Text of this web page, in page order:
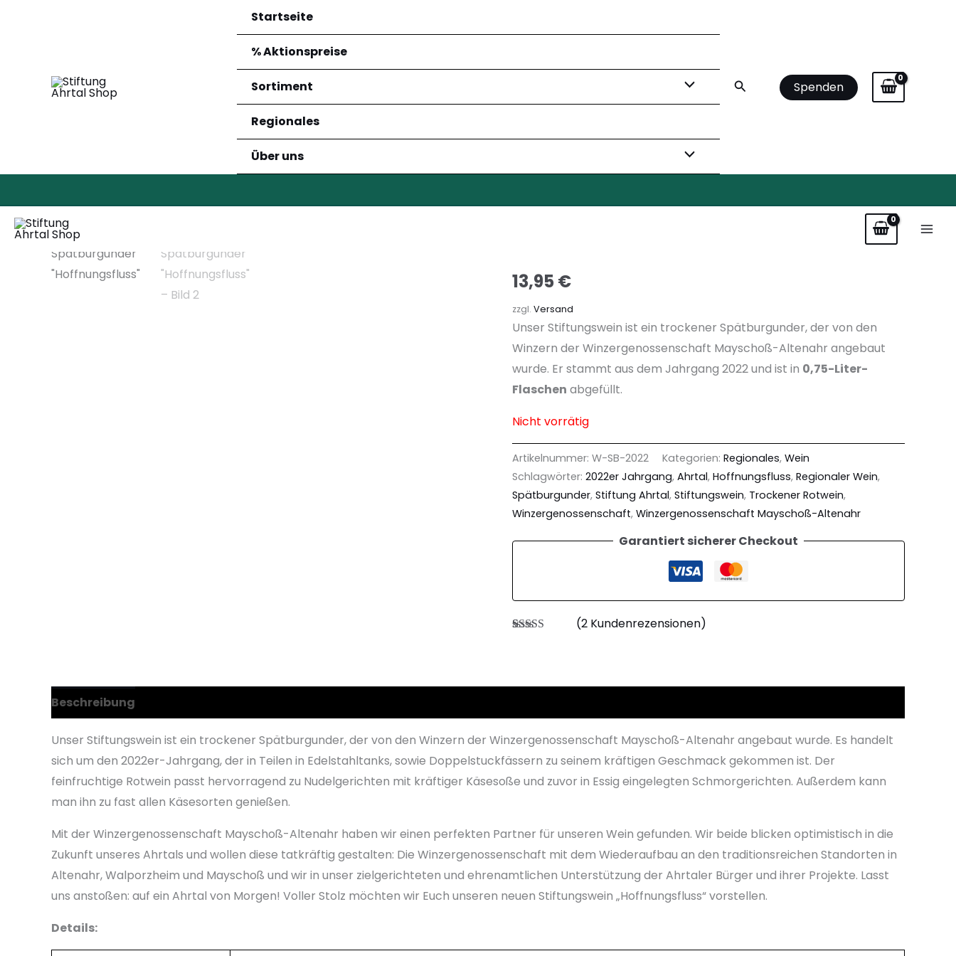
Startseite
% Aktionspreise
Sortiment
Regionales
Über uns
Suchen Spenden
2022er Spätburgunder „Hoffnungsfluss“
13,95€
zzgl. Versand
Unser Stiftungswein ist ein trockener Spätburgunder, der von den
Winzern der Winzergenossenschaft Mayschoß-Altenahr angebaut
wurde. Er stammt aus dem Jahrgang 2022 und ist in 0,75-Liter-
Flaschen abgefüllt.
Nicht vorrätig
Artikelnummer: W-SB-2022 Kategorien: Regionales, Wein
Schlagwörter: 2022er Jahrgang, Ahrtal, Hoffnungsfluss, Regionaler Wein,
Spätburgunder, Stiftung Ahrtal, Stiftungswein, Trockener Rotwein,
Winzergenossenschaft, Winzergenossenschaft Mayschoß-Altenahr
Garantiert sicherer Checkout
(2 Kundenrezensionen)
Beschreibung
Unser Stiftungswein ist ein trockener Spätburgunder, der von den Winzern der Winzergenossenschaft Mayschoß-Altenahr angebaut wurde. Es handelt
sich um den 2022er-Jahrgang, der in Teilen in Edelstahltanks, sowie Doppelstuckfässern zu seinem kräftigen Geschmack gekommen ist. Der
feinfruchtige Rotwein passt hervorragend zu Nudelgerichten mit kräftiger Käsesoße und zuvor in Essig eingelegten Schmorgerichten. Außerdem kann
man ihn zu fast allen Käsesorten genießen.
Mit der Winzergenossenschaft Mayschoß-Altenahr haben wir einen perfekten Partner für unseren Wein gefunden. Wir beide blicken optimistisch in die
Zukunft unseres Ahrtals und wollen diese tatkräftig gestalten: Die Winzergenossenschaft mit dem Wiederaufbau an den traditionsreichen Standorten in
Altenahr, Walporzheim und Mayschoß und wir in unser zielgerichteten und ehrenamtlichen Unterstützung der Ahrtaler Bürger und ihrer Projekte. Lasst
uns anstoßen: auf ein Ahrtal von Morgen! Voller Stolz möchten wir Euch unseren neuen Stiftungswein „Hoffnungsfluss“ vorstellen.
Details: